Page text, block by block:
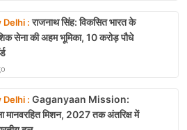
Delhi :राजनाथ सिंह: विकसित भारत के
सेना की अहम भूमिका, 10 करोड़ पौधे
Delhi : Gaganyaan Mission:
मानवरहित मिशन, 2027 तक अंतरिक्ष में